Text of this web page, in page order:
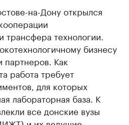
на-Дону открылся
технологии.
бизнесу
партнеров. Как
работа требует
для которых
лабораторная база. К
все донские вузы